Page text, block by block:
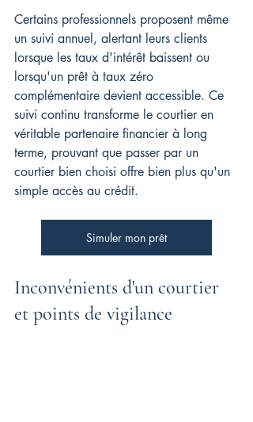
Certains professionnels proposent même
un suivi annuel, alertant leurs clients
lorsque les taux d'intérêt baissent ou
lorsqu'un prêt à taux zéro
complémentaire devient accessible. Ce
suivi continu transforme le courtier en
véritable partenaire financier à long
terme, prouvant que passer par un
courtier bien choisi offre bien plus qu'un
simple accès au crédit.
Simuler mon prêt
Inconvénients d'un courtier
et points de vigilance